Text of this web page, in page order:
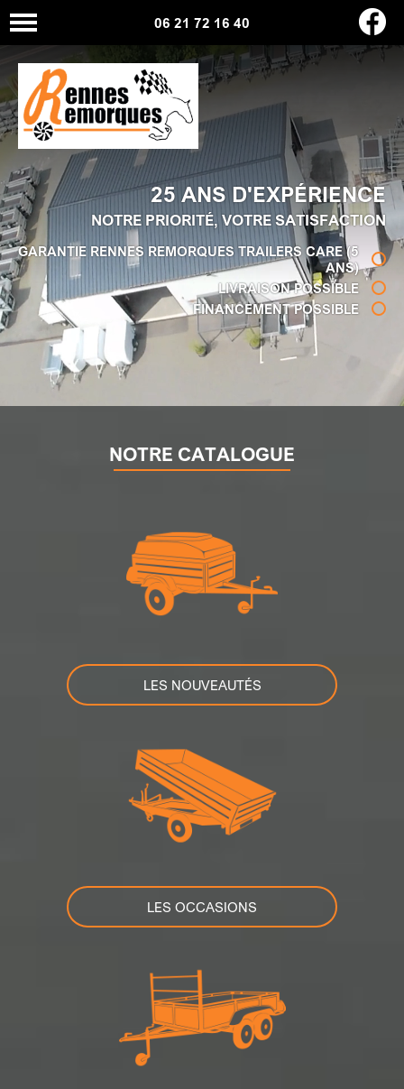
06 21 72 16 40
25 ANS D'EXPÉRIENCE
NOTRE PRIORITÉ, VOTRE SATISFACTION
GARANTIE RENNES REMORQUES TRAILERS CARE (5
ANS)
LIVRAISON POSSIBLE
FINANCEMENT POSSIBLE
NOTRE CATALOGUE
LES NOUVEAUTÉS
LES OCCASIONS